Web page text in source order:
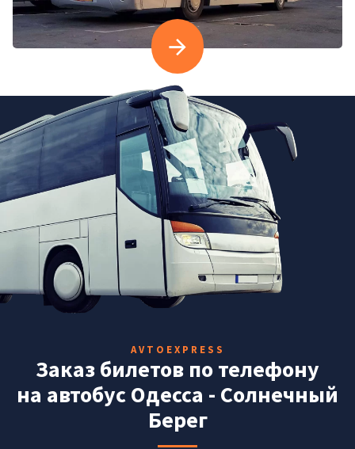
AVTOEXPRESS
Заказ билетов по телефону
на автобус Одесса - Солнечный
Берег